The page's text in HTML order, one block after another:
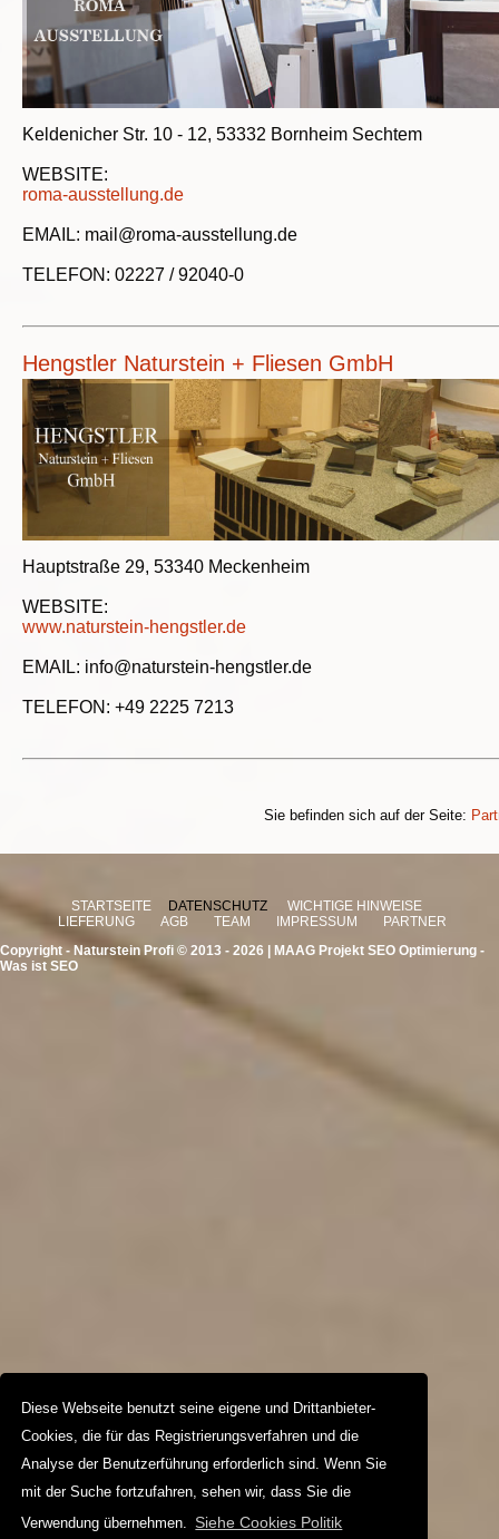
Diese Webseite benutzt seine eigene und Drittanbieter-
Cookies, die für das Registrierungsverfahren und die
Analyse der Benutzerführung erforderlich sind. Wenn Sie
mit der Suche fortzufahren, sehen wir, dass Sie die
Verwendung übernehmen. Siehe Cookies Politik
Keldenicher Str. 10 - 12, 53332 Bornheim Sechtem
WEBSITE:
roma-ausstellung.de
EMAIL: mail@roma-ausstellung.de
TELEFON: 02227 / 92040-0
Hengstler Naturstein + Fliesen GmbH
Hauptstraße 29, 53340 Meckenheim
WEBSITE:
www.naturstein-hengstler.de
EMAIL: info@naturstein-hengstler.de
TELEFON: +49 2225 7213
Sie befinden sich auf der Seite:
STARTSEITE DATENSCHUTZ
WICHTIGE HINWEISE
LIEFERUNG
AGB TEAM IMPRESSUM
PARTNER
Copyright - Naturstein Profi © 2013 - 2026 | MAAG Projekt SEO Optimierung -
Was ist SEO